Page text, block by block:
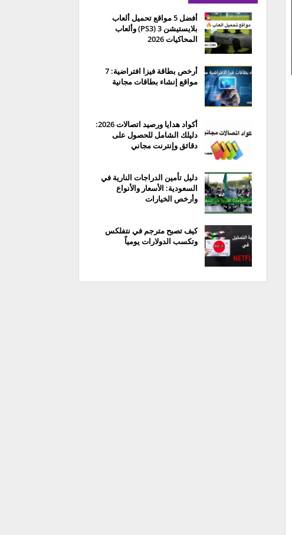
أفضل 5 مواقع تحميل ألعاب
بلايستيشن 3 (PS3) وألعاب
المحاكيات 2026
أرخص بطاقة فيزا افتراضية: 7
مواقع إنشاء بطاقات مجانية
أكواد هدايا ورصيد اتصالات 2026:
دليلك الشامل للحصول على
دقائق وإنترنت مجاني
دليل تأمين الدراجات النارية في
السعودية: الأسعار والأنواع
وأرخص الخيارات
كيف تصبح مترجم في نتفلكس
وتكسب الدولارات يومياً